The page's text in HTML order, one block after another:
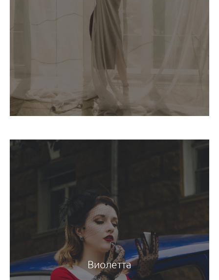
Виолетта